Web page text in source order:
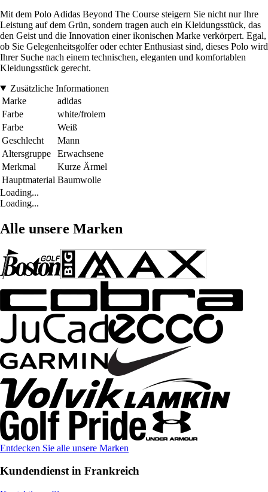
Mit dem Polo Adidas Beyond The Course steigern Sie nicht nur Ihre
Leistung auf dem Grün, sondern tragen auch ein Kleidungsstück, das
den Geist und die Innovation einer ikonischen Marke verkörpert. Egal,
ob Sie Gelegenheitsgolfer oder echter Enthusiast sind, dieses Polo wird
Ihrer Suche nach einem technischen, eleganten und komfortablen
Kleidungsstück gerecht.
Zusätzliche Informationen
Marke
adidas
Farbe
white/frolem
Farbe
Weiß
Geschlecht
Mann
Altersgruppe
Erwachsene
Merkmal
Kurze Ärmel
Hauptmaterial Baumwolle
Loading...
Loading...
Alle unsere Marken
Entdecken Sie alle unsere Marken
Kundendienst in Frankreich